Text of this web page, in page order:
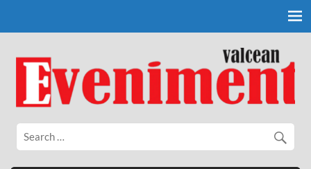
Eveniment Valcean